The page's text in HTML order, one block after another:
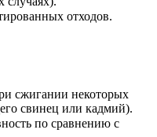
отходов.
сжигании некоторых
свинец или кадмий).
по сравнению с